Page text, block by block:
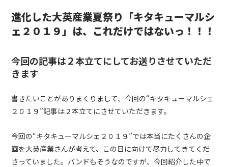
進化した大英産業夏祭り「キタキューマルシ
ェ２０１９」は、これだけではないっ！！！
今回の記事は２本立てにしてお送りさせていただ
きます
書きたいことがありまくりまして、今回の“キタキューマルシェ
２０１９”記事は２本立てにさせていただきます。
今回の“キタキューマルシェ２０１９”では本当にたくさんの企
画を大英産業さんが考えて、この日に向けて尽力してきてくだ
さっていました。バンドもそうなのですが、今回紹介した中で